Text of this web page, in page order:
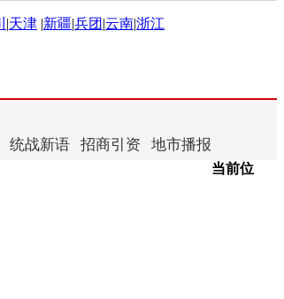
|天津 |新疆|兵团 |云南|浙江
统战新语 招商引资 地市播报
当前位